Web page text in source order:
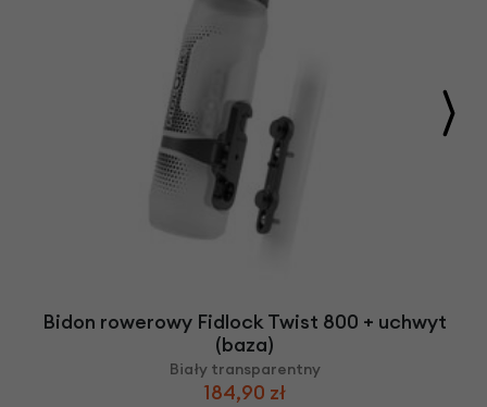
Bidon rowerowy Fidlock Twist 800 + uchwyt
(baza)
Biały transparentny
184,90 zł